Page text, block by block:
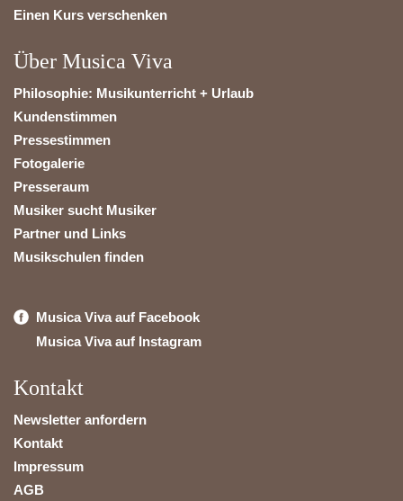
Einen Kurs verschenken
Über Musica Viva
Philosophie: Musikunterricht + Urlaub
Kundenstimmen
Pressestimmen
Fotogalerie
Presseraum
Musiker sucht Musiker
Partner und Links
Musikschulen finden
Musica Viva auf Facebook
Musica Viva auf Instagram
Kontakt
Newsletter anfordern
Kontakt
Impressum
AGB